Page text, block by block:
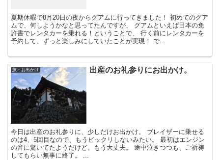
夏期休暇で8月20日の夜からグアムに行ってきました！ 初めてのグア
ムで、何しようかなと思ってたんですが、 グアムといえば日本の免
許書でレンタカーを乗れる！ということで、 行く前にレンタカーを
予約して、ずっと楽しみにしていたことが実現！ で...
旅・お出かけ 出産のお礼参りにお出かけ。
今日は出産のお礼参りに、少しだけお出かけ。 ブレイザーに乗せる
のは4、5回目なので、もうビックリしないみたい。 最初はエンジン
の音に驚いてたようだけど。もう大丈夫。 途中泣きつつも、ご祈祷
してもらい無事に終了。 ...